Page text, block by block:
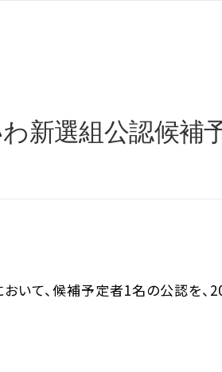
新選組公認候補
いて、候補予定者1名の公認を、